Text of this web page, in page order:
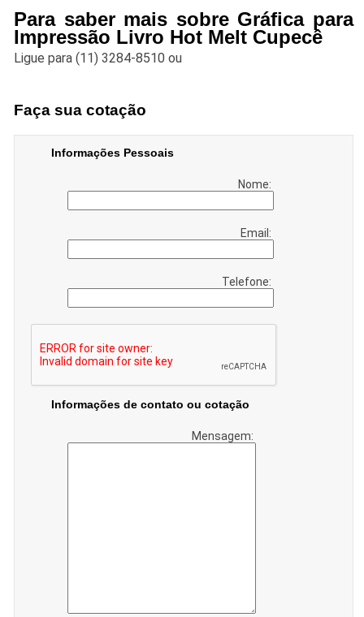
Para saber mais sobre Gráfica para
Impressão Livro Hot Melt Cupecê
Ligue para(11) 3284-8510 ou
Faça sua cotação
Informações Pessoais
Nome:
Email:
Telefone:
Informações de contato ou cotação
Mensagem: